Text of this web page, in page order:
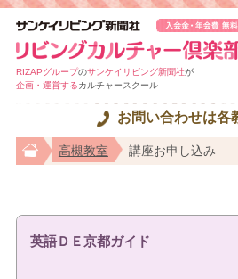
RIZAPグループのサンケイリビング新聞社が
企画・運営するカルチャースクール
お問い合わせは各
高槻教室 講座お申し込み
英語ＤＥ京都ガイド